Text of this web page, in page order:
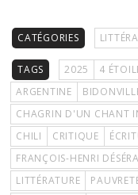
CATÉGORIES
TAGS 2025 4
ARGENTINE
CHAGRIN D'UN CHANT
CHILI
CRITIQUE
FRANÇOIS-HENRI
LITTÉRATURE